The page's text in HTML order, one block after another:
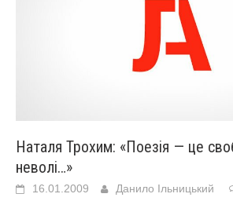
Наталя Трохим: «Поезія — це
неволі…»
16.01.2009 Данило Ільницький